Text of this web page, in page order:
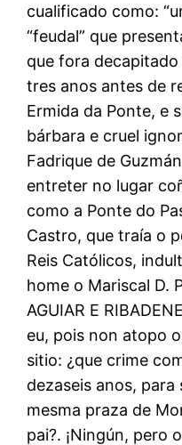
cualificado como:
“feudal” que
que fora
tres anos antes de
Ermida da Ponte, e
bárbara e cruel
Fadrique de
entreter no lugar
como a Ponte do
Castro, que traía o
Reis Católicos,
home o Mariscal D.
AGUIAR E
eu, pois non atopo
sitio: ¿que crime
dezaseis anos,
mesma praza de
pai?. ¡Ningún, pero